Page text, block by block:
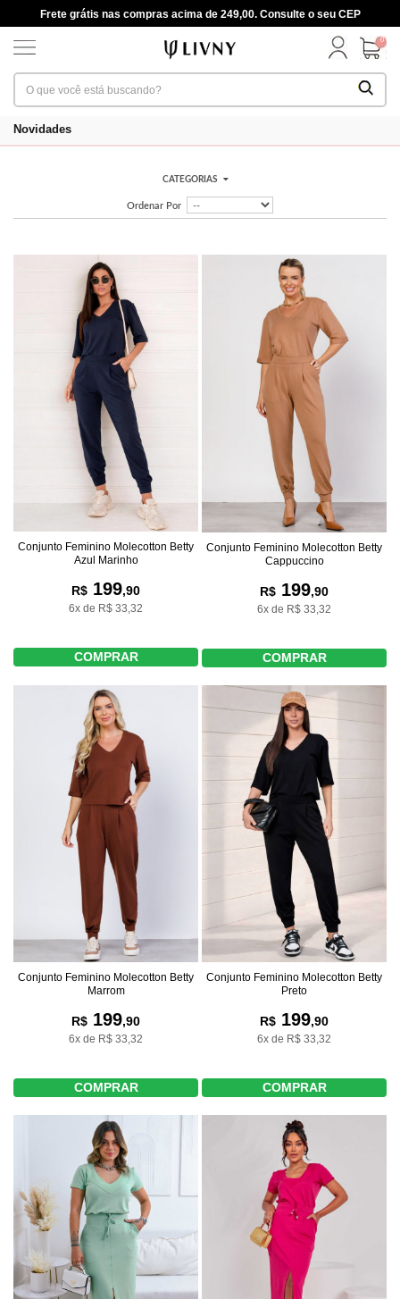
Frete grátis nas compras acima de 249,00. Consulte o seu CEP
0
Novidades
CATEGORIAS
Ordenar Por
Conjunto Feminino Molecotton Betty
Azul Marinho
R$ 199,90
6x de R$ 33,32
COMPRAR
Conjunto Feminino Molecotton Betty
Cappuccino
R$ 199,90
6x de R$ 33,32
COMPRAR
Conjunto Feminino Molecotton Betty
Marrom
R$ 199,90
6x de R$ 33,32
COMPRAR
Conjunto Feminino Molecotton Betty
Preto
R$ 199,90
6x de R$ 33,32
COMPRAR